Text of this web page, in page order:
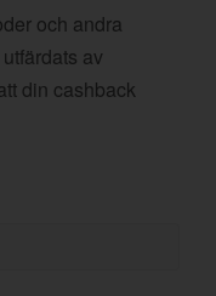
och andra
av
din cashback